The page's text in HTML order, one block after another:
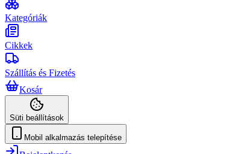
Kategóriák
Cikkek
Szállítás és Fizetés
Kosár
Süti beállítások
Mobil alkalmazás telepítése